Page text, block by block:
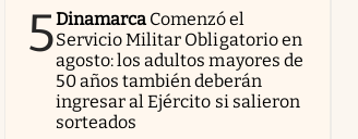
5Dinamarca Comenzó el
Servicio Militar Obligatorio en
agosto: los adultos mayores de
50 años también deberán
ingresar al Ejército si salieron
sorteados